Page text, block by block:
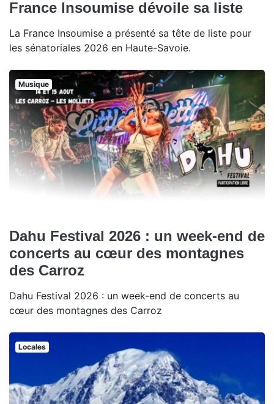
France Insoumise dévoile sa liste
La France Insoumise a présenté sa tête de liste pour
les sénatoriales 2026 en Haute-Savoie.
Musique
Dahu Festival 2026 : un week-end de
concerts au cœur des montagnes
des Carroz
Dahu Festival 2026 : un week-end de concerts au
cœur des montagnes des Carroz
Locales